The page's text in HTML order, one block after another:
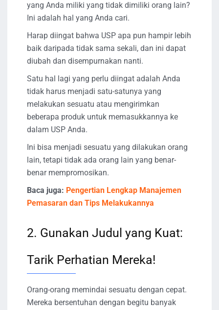
yang Anda miliki yang tidak dimiliki orang lain?
Ini adalah hal yang Anda cari.
Harap diingat bahwa USP apa pun hampir lebih
baik daripada tidak sama sekali, dan ini dapat
diubah dan disempurnakan nanti.
Satu hal lagi yang perlu diingat adalah Anda
tidak harus menjadi satu-satunya yang
melakukan sesuatu atau mengirimkan
beberapa produk untuk memasukkannya ke
dalam USP Anda.
Ini bisa menjadi sesuatu yang dilakukan orang
lain, tetapi tidak ada orang lain yang benar-
benar mempromosikan.
Baca juga: Pengertian Lengkap Manajemen
Pemasaran dan Tips Melakukannya
2. Gunakan Judul yang Kuat:
Tarik Perhatian Mereka!
Orang-orang memindai sesuatu dengan cepat.
Mereka bersentuhan dengan begitu banyak